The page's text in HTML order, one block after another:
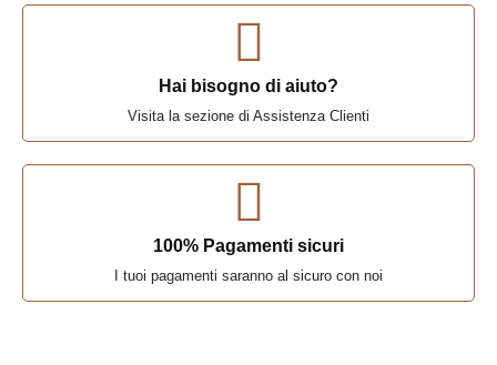
Hai bisogno di aiuto?
Visita la sezione di Assistenza Clienti
100% Pagamenti sicuri
I tuoi pagamenti saranno al sicuro con noi